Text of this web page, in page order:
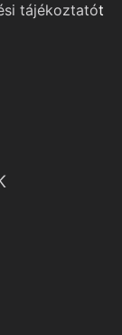
tájékoztatót